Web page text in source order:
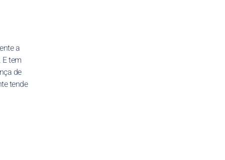
a
tem
de
tende